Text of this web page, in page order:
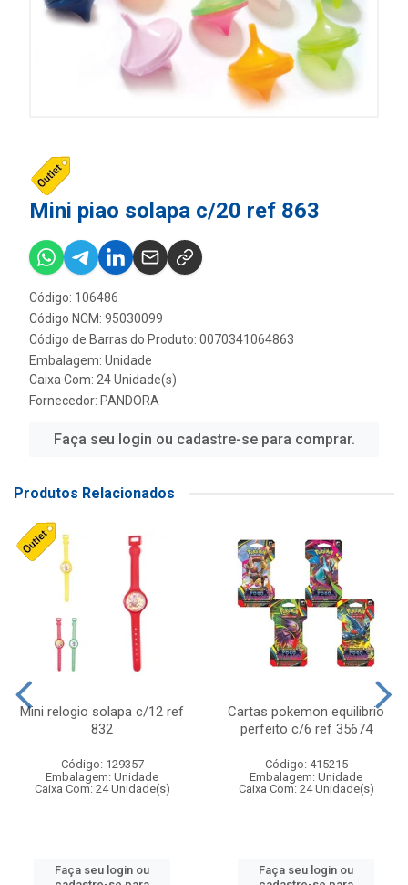
Mini piao solapa c/20 ref 863
Código: 106486
Código NCM: 95030099
Código de Barras do Produto: 0070341064863
Embalagem: Unidade
Caixa Com: 24 Unidade(s)
Fornecedor: PANDORA
Faça seu login ou cadastre-se para comprar.
Produtos Relacionados
Mini relogio solapa c/12 ref
832
Código: 129357
Embalagem: Unidade
Caixa Com: 24 Unidade(s)
Faça seu login ou
Cartas pokemon equilibrio
perfeito c/6 ref 35674
Código: 415215
Embalagem: Unidade
Caixa Com: 24 Unidade(s)
Faça seu login ou